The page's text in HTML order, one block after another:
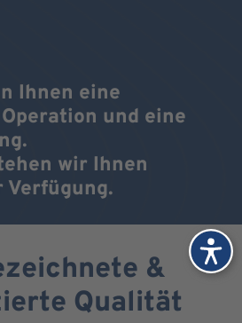
Ihnen eine
und eine
wir Ihnen
&
Qualität